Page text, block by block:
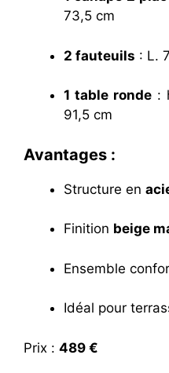
73,5 cm
2 fauteuils : L.
1 table ronde :
91,5 cm
Avantages :
Structure en
Finition beige
Ensemble
Idéal pour
Prix : 489 €